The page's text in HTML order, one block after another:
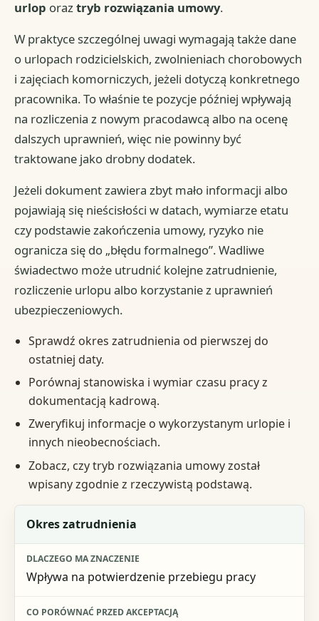
urlop oraztryb rozwiązania umowy.
W praktyce szczególnej uwagi wymagają także dane
o urlopach rodzicielskich, zwolnieniach chorobowych
i zajęciach komorniczych, jeżeli dotyczą konkretnego
pracownika. To właśnie te pozycje później wpływają
na rozliczenia z nowym pracodawcą albo na ocenę
dalszych uprawnień, więc nie powinny być
traktowane jako drobny dodatek.
Jeżeli dokument zawiera zbyt mało informacji albo
pojawiają się nieścisłości w datach, wymiarze etatu
czy podstawie zakończenia umowy, ryzyko nie
ogranicza się do „błędu formalnego”. Wadliwe
świadectwo może utrudnić kolejne zatrudnienie,
rozliczenie urlopu albo korzystanie z uprawnień
ubezpieczeniowych.
Sprawdź okres zatrudnienia od pierwszej do
ostatniej daty.
Porównaj stanowiska i wymiar czasu pracy z
dokumentacją kadrową.
Zweryfikuj informacje o wykorzystanym urlopie i
innych nieobecnościach.
Zobacz, czy tryb rozwiązania umowy został
wpisany zgodnie z rzeczywistą podstawą.
Element świadectwa pracy
Dlaczego ma znaczenie
Co porównać przed akceptacją
Okres zatrudnienia
Wpływa na potwierdzenie przebiegu pracy